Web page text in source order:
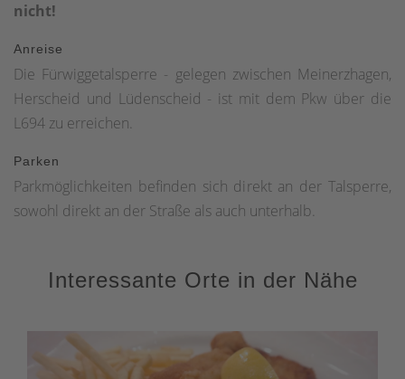
nicht!
Anreise
Die Fürwiggetalsperre - gelegen zwischen Meinerzhagen,
Herscheid und Lüdenscheid - ist mit dem Pkw über die
L694 zu erreichen.
Parken
Parkmöglichkeiten befinden sich direkt an der Talsperre,
sowohl direkt an der Straße als auch unterhalb.
Interessante Orte in der Nähe